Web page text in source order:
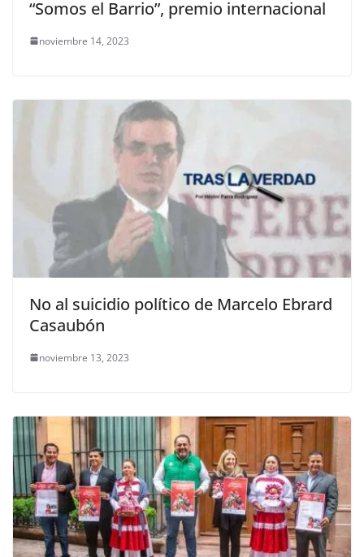
“Somos el Barrio”, premio internacional
noviembre 14, 2023
No al suicidio político de Marcelo Ebrard
Casaubón
noviembre 13, 2023